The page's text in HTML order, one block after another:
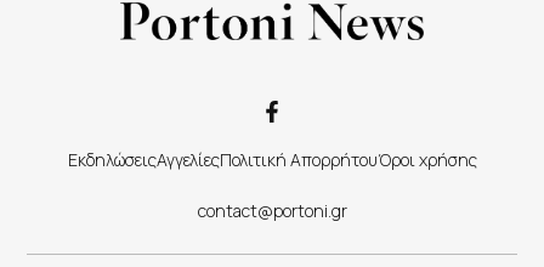
ΕκδηλώσειςΑγγελίεςΠολιτική ΑπορρήτουΌροι χρήσης
contact@portoni.gr